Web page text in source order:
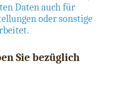
Daten auch für
oder sonstige
Sie bezüglich